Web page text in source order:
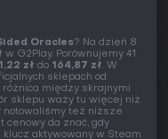
Oracles? Na dzień 8
w G2Play. Porównujemy 41
1,22 zł do 164,87 zł. W
sklepach od
między skrajnymi
sklepu waży tu więcej niż
notowaliśmy też niższe
cenowy da znać, gdy
klucz aktywowany w Steam